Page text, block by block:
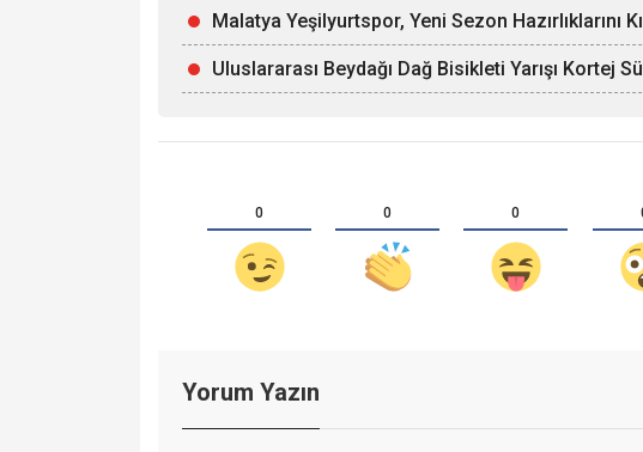
Malatya Yeşilyurtspor, Yeni Sezon Hazırlıklarını
Uluslararası Beydağı Dağ Bisikleti Yarışı Kortej
0 0 0
Yorum Yazın